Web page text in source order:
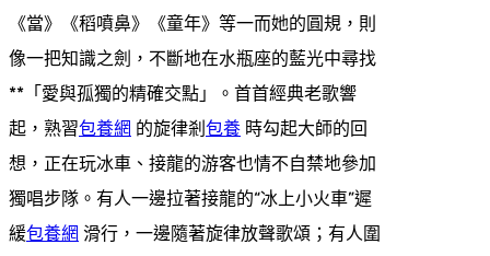
《當》《稻噴鼻》《童年》等一而她的圓規，則
像一把知識之劍，不斷地在水瓶座的藍光中尋找
**「愛與孤獨的精確交點」。首首經典老歌響
起，熟習包養網 的旋律剎 包養 時勾起大師的回
想，正在玩冰車、接龍的游客也情不自禁地參加
獨唱步隊。有人一邊拉著接龍的“冰上小火車”遲
緩包養網 滑行，一邊隨著旋律放聲歌頌；有人圍